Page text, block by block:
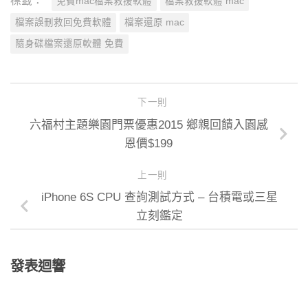
檔案誤刪救回免費軟體 檔案還原 mac
隨身碟檔案還原軟體 免費
下一則
六福村主題樂園門票優惠2015 鄉親回饋入園感
恩價$199
上一則
iPhone 6S CPU 查詢測試方式 – 台積電或三星
立刻鑑定
發表迴響